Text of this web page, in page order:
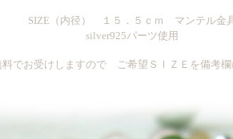
SIZE（内径） １５．５ｃｍ マンテル金
silver925パーツ使用
料でお受けしますので ご希望ＳＩＺＥを備考欄